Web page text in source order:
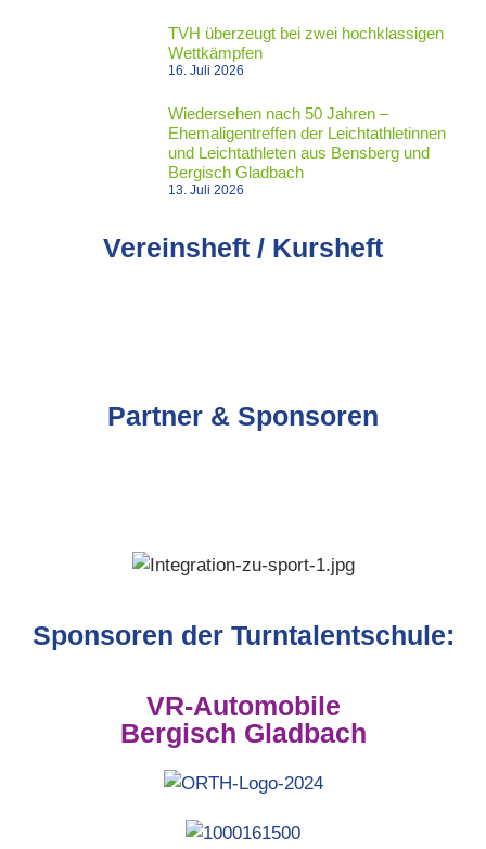
TVH überzeugt bei zwei hochklassigen
Wettkämpfen
16. Juli 2026
Wiedersehen nach 50 Jahren –
Ehemaligentreffen der Leichtathletinnen
und Leichtathleten aus Bensberg und
Bergisch Gladbach
13. Juli 2026
Vereinsheft / Kursheft
Partner & Sponsoren
Sponsoren der Turntalentschule:
VR-Automobile
Bergisch Gladbach